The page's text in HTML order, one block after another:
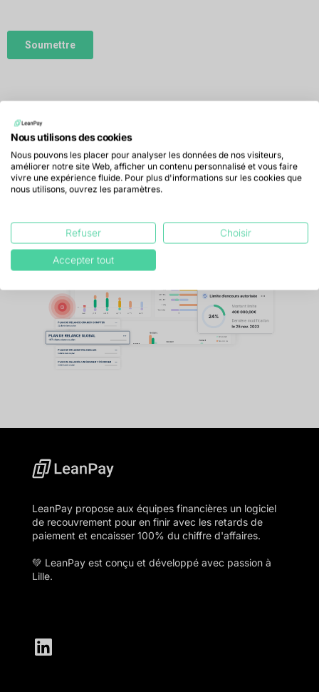
Le logiciel de recouvrement
utilisé par 3.000+ directions
financières
Télécharger la plaquette 2026
LeanPay propose aux équipes financières un logiciel
de recouvrement pour en finir avec les retards de
paiement et encaisser 100% du chiffre d'affaires.
💚 LeanPay est conçu et développé avec passion à
Lille.
Nous utilisons des cookies
Nous pouvons les placer pour analyser les données de nos visiteurs,
améliorer notre site Web, afficher un contenu personnalisé et vous faire
vivre une expérience fluide. Pour plus d'informations sur les cookies que
nous utilisons, ouvrez les paramètres.
Refuser Choisir
Accepter tout